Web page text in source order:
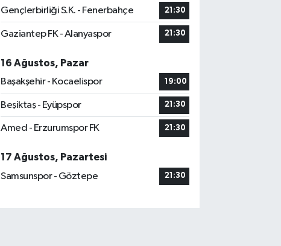
Gençlerbirliği S.K. - Fenerbahçe 21:30
Gaziantep FK - Alanyaspor 21:30
16 Ağustos, Pazar
Başakşehir - Kocaelispor
19:00
Beşiktaş - Eyüpspor 21:30
Amed - Erzurumspor FK 21:30
17 Ağustos, Pazartesi
Samsunspor - Göztepe
21:30